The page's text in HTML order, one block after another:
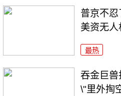
普京不
美资无人
最热
吞金巨兽
\"里外掏